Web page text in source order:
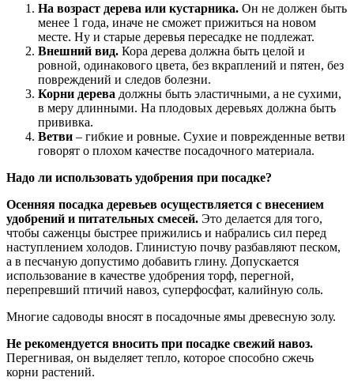
На возраст дерева или кустарника. Он не должен быть
менее 1 года, иначе не сможет прижиться на новом
месте. Ну и старые деревья пересадке не подлежат.
Внешний вид. Кора дерева должна быть целой и
ровной, одинакового цвета, без вкраплений и пятен, без
повреждений и следов болезни.
Корни дерева должны быть эластичными, а не сухими,
в меру длинными. На плодовых деревьях должна быть
прививка.
Ветви – гибкие и ровные. Сухие и поврежденные ветви
говорят о плохом качестве посадочного материала.
Надо ли использовать удобрения при посадке?
Осенняя посадка деревьев осуществляется с внесением
удобрений и питательных смесей. Это делается для того,
чтобы саженцы быстрее прижились и набрались сил перед
наступлением холодов. Глинистую почву разбавляют песком,
а в песчаную допустимо добавить глину. Допускается
использование в качестве удобрения торф, перегной,
перепревший птичий навоз, суперфосфат, калийную соль.
Многие садоводы вносят в посадочные ямы древесную золу.
Не рекомендуется вносить при посадке свежий навоз.
Перегнивая, он выделяет тепло, которое способно сжечь
корни растений.